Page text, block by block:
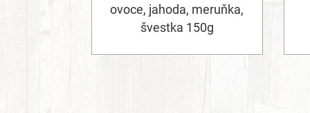
ovoce, jahoda, meruňka,
švestka 150g